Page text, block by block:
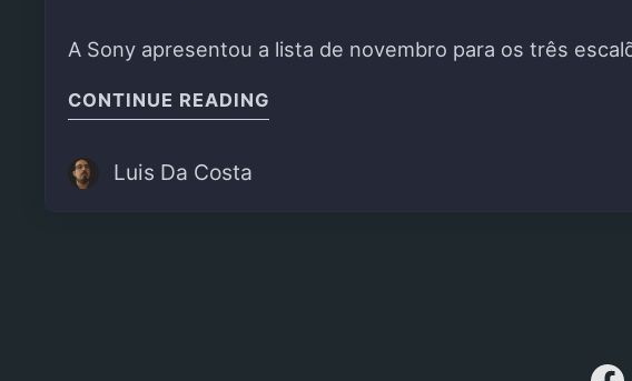
A Sony apresentou a lista de novembro para os três
CONTINUE READING
Luis Da Costa